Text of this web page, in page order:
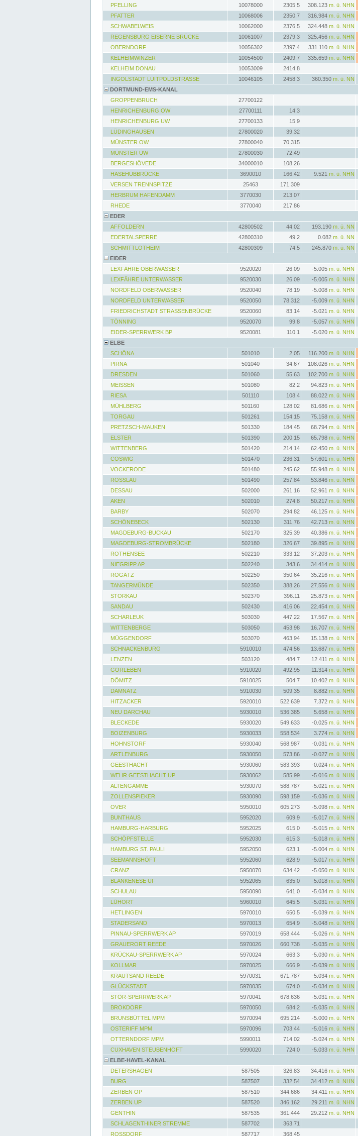
PFELLING
10078000 2305.5 308.123 m. ü. NHN
PFATTER
10068006 2350.7 316.984 m. ü. NHN
SCHWABELWEIS
10062000 2376.5 324.448 m. ü. NHN
REGENSBURG EISERNE BRÜCKE
10061007 2379.3 325.456 m. ü. NHN
OBERNDORF
10056302 2397.4 331.110 m. ü. NHN
KELHEIMWINZER
10054500 2409.7 335.659 m. ü. NHN
KELHEIM DONAU
10053009 2414.8
INGOLSTADT LUITPOLDSTRASSE
10046105 2458.3 360.350 m. ü. NN
DORTMUND-EMS-KANAL
GROPPENBRUCH
27700122
HENRICHENBURG OW
27700111 14.3
HENRICHENBURG UW
27700133 15.9
LÜDINGHAUSEN
27800020 39.32
MÜNSTER OW
27800040 70.315
MÜNSTER UW
27800030 72.49
BERGESHÖVEDE
34000010 108.26
HASEHUBBRÜCKE
3690010 166.42 9.521 m. ü. NHN
VERSEN TRENNSPITZE
25463 171.309
HERBRUM HAFENDAMM
3770030 213.07
RHEDE
3770040 217.86
EDER
AFFOLDERN
42800502 44.02 193.190 m. ü. NN
EDERTALSPERRE
42800310 49.2 0.082 m. ü. NN
SCHMITTLOTHEIM
42800309 74.5 245.870 m. ü. NN
EIDER
LEXFÄHRE OBERWASSER
9520020 26.09 -5.005 m. ü. NHN
LEXFÄHRE UNTERWASSER
9520030 26.09 -5.005 m. ü. NHN
NORDFELD OBERWASSER
9520040 78.19 -5.008 m. ü. NHN
NORDFELD UNTERWASSER
9520050 78.312 -5.009 m. ü. NHN
FRIEDRICHSTADT STRASSENBRÜCKE
9520060 83.14 -5.021 m. ü. NHN
TÖNNING
9520070 99.8 -5.057 m. ü. NHN
EIDER-SPERRWERK BP
9520081 110.1 -5.020 m. ü. NHN
ELBE
SCHÖNA
501010 2.05 116.200 m. ü. NHN
PIRNA
501040 34.67 108.026 m. ü. NHN
DRESDEN
501060 55.63 102.700 m. ü. NHN
MEISSEN
501080 82.2 94.823 m. ü. NHN
RIESA
501110 108.4 88.022 m. ü. NHN
MÜHLBERG
501160 128.02 81.686 m. ü. NHN
TORGAU
501261 154.15 75.158 m. ü. NHN
PRETZSCH-MAUKEN
501330 184.45 68.794 m. ü. NHN
ELSTER
501390 200.15 65.798 m. ü. NHN
WITTENBERG
501420 214.14 62.450 m. ü. NHN
COSWIG
501470 236.31 57.601 m. ü. NHN
VOCKERODE
501480 245.62 55.948 m. ü. NHN
ROSSLAU
501490 257.84 53.846 m. ü. NHN
DESSAU
502000 261.16 52.961 m. ü. NHN
AKEN
502010 274.8 50.217 m. ü. NHN
BARBY
502070 294.82 46.125 m. ü. NHN
SCHÖNEBECK
502130 311.76 42.713 m. ü. NHN
MAGDEBURG-BUCKAU
502170 325.39 40.386 m. ü. NHN
MAGDEBURG-STROMBRÜCKE
502180 326.67 39.895 m. ü. NHN
ROTHENSEE
502210 333.12 37.203 m. ü. NHN
NIEGRIPP AP
502240 343.6 34.414 m. ü. NHN
ROGÄTZ
502250 350.64 35.216 m. ü. NHN
TANGERMÜNDE
502350 388.26 27.556 m. ü. NHN
STORKAU
502370 396.11 25.873 m. ü. NHN
SANDAU
502430 416.06 22.454 m. ü. NHN
SCHARLEUK
503030 447.22 17.567 m. ü. NHN
WITTENBERGE
503050 453.98 16.707 m. ü. NHN
MÜGGENDORF
503070 463.94 15.138 m. ü. NHN
SCHNACKENBURG
5910010 474.56 13.687 m. ü. NHN
LENZEN
503120 484.7 12.411 m. ü. NHN
GORLEBEN
5910020 492.95 11.314 m. ü. NHN
DÖMITZ
5910025 504.7 10.402 m. ü. NHN
DAMNATZ
5910030 509.35 8.882 m. ü. NHN
HITZACKER
5920010 522.639 7.372 m. ü. NHN
NEU DARCHAU
5930010 536.385 5.658 m. ü. NHN
BLECKEDE
5930020 549.633 -0.025 m. ü. NHN
BOIZENBURG
5930033 558.534 3.774 m. ü. NHN
HOHNSTORF
5930040 568.987 -0.031 m. ü. NHN
ARTLENBURG
5930050 573.86 -0.027 m. ü. NHN
GEESTHACHT
5930060 583.393 -0.024 m. ü. NHN
WEHR GEESTHACHT UP
5930062 585.99 -5.016 m. ü. NHN
ALTENGAMME
5930070 588.787 -5.021 m. ü. NHN
ZOLLENSPIEKER
5930090 598.159 -5.036 m. ü. NHN
OVER
5950010 605.273 -5.098 m. ü. NHN
BUNTHAUS
5952020 609.9 -5.017 m. ü. NHN
HAMBURG-HARBURG
5952025 615.0 -5.015 m. ü. NHN
SCHÖPFSTELLE
5952030 615.3 -5.018 m. ü. NHN
HAMBURG ST. PAULI
5952050 623.1 -5.004 m. ü. NHN
SEEMANNSHÖFT
5952060 628.9 -5.017 m. ü. NHN
CRANZ
5950070 634.42 -5.050 m. ü. NHN
BLANKENESE UF
5952065 635.0 -5.018 m. ü. NHN
SCHULAU
5950090 641.0 -5.034 m. ü. NHN
LÜHORT
5960010 645.5 -5.031 m. ü. NHN
HETLINGEN
5970010 650.5 -5.039 m. ü. NHN
STADERSAND
5970013 654.9 -5.048 m. ü. NHN
PINNAU-SPERRWERK AP
5970019 658.444 -5.026 m. ü. NHN
GRAUERORT REEDE
5970026 660.738 -5.035 m. ü. NHN
KRÜCKAU-SPERRWERK AP
5970024 663.3 -5.030 m. ü. NHN
KOLLMAR
5970025 666.9 -5.039 m. ü. NHN
KRAUTSAND REEDE
5970031 671.787 -5.034 m. ü. NHN
GLÜCKSTADT
5970035 674.0 -5.034 m. ü. NHN
STÖR-SPERRWERK AP
5970041 678.636 -5.031 m. ü. NHN
BROKDORF
5970050 684.2 -5.035 m. ü. NHN
BRUNSBÜTTEL MPM
5970094 695.214 -5.000 m. ü. NHN
OSTERIFF MPM
5970096 703.44 -5.016 m. ü. NHN
OTTERNDORF MPM
5990011 714.02 -5.024 m. ü. NHN
CUXHAVEN STEUBENHÖFT
5990020 724.0 -5.033 m. ü. NHN
ELBE-HAVEL-KANAL
DETERSHAGEN
587505 326.83 34.416 m. ü. NHN
BURG
587507 332.54 34.412 m. ü. NHN
ZERBEN OP
587510 344.686 34.411 m. ü. NHN
ZERBEN UP
587520 346.162 29.211 m. ü. NHN
GENTHIN
587535 361.444 29.212 m. ü. NHN
SCHLAGENTHINER STREMME
587702 363.71
ROSSDORF
587717 368.45